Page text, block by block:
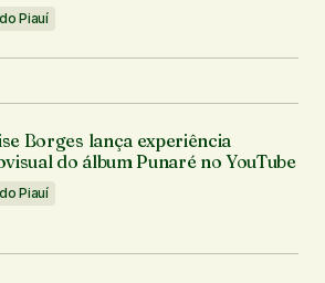
Piauí
Borges lança experiência
do álbum Punaré no YouTube
Piauí